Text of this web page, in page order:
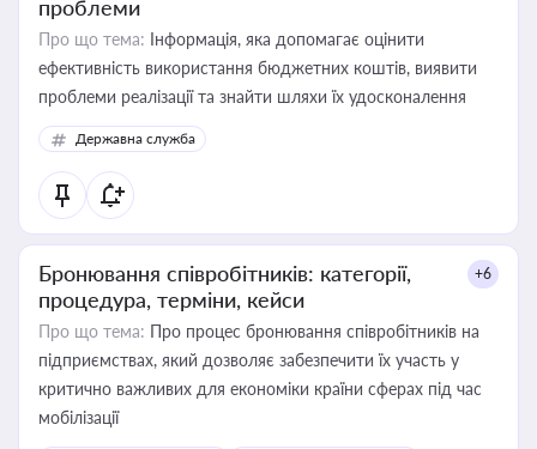
проблеми
Про що тема: Інформація, яка допомагає оцінити
ефективність використання бюджетних коштів, виявити
проблеми реалізації та знайти шляхи їх удосконалення
Державна служба
Бронювання співробітників: категорії,
процедура, терміни, кейси
+6
Про що тема: Про процес бронювання співробітників на
підприємствах, який дозволяє забезпечити їх участь у
критично важливих для економіки країни сферах під час
мобілізації